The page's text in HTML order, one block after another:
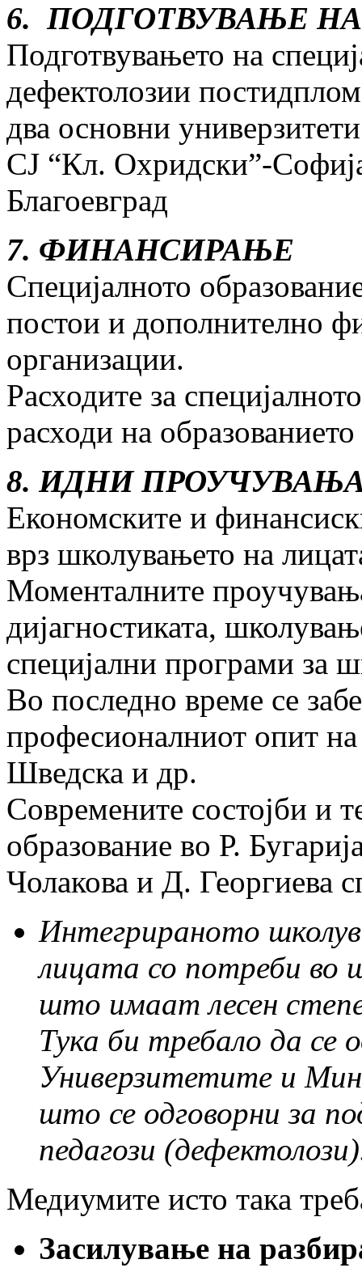
6. ПОДГОТВУВАЊЕ
Подготвувањето на
дефектолозии
два основни
СЈ “Кл. Охридски”-
Благоевград
7. ФИНАНСИРАЊЕ
Специјалното
постои и дополнително
организации.
Расходите за
расходи на
8. ИДНИ
Економските и
врз школувањето на
Моменталните
дијагностиката,
специјални програми за
Во последно време се
професионалниот опит
Шведска и др.
Современите состојби и
образование во Р.
Чолакова и Д. Георгиева
Интегрираното
лицата со потреби во
што имаат лесен
Тука би требало да се
Универзитетите и
што се одговорни за
педагози
Медиумите исто така
Засилување на